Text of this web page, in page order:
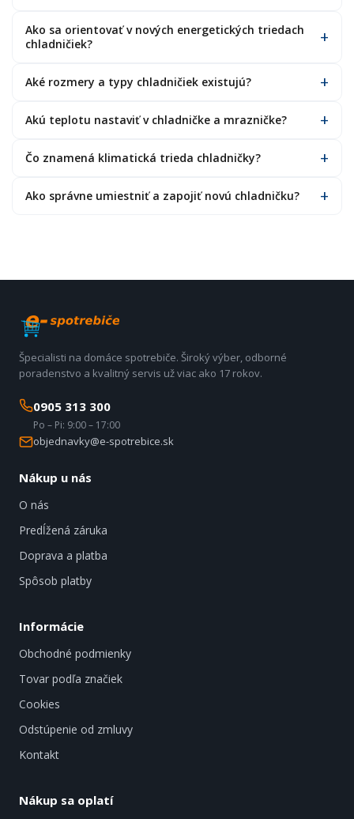
Ako sa orientovať v nových energetických triedach
chladničiek?
Aké rozmery a typy chladničiek existujú?
Akú teplotu nastaviť v chladničke a mrazničke?
Čo znamená klimatická trieda chladničky?
Ako správne umiestniť a zapojiť novú chladničku?
Špecialisti na domáce spotrebiče. Široký výber, odborné
poradenstvo a kvalitný servis už viac ako 17 rokov.
0905 313 300
Po – Pi: 9:00 – 17:00
objednavky@e-spotrebice.sk
Nákup u nás
O nás
Predĺžená záruka
Doprava a platba
Spôsob platby
Informácie
Obchodné podmienky
Tovar podľa značiek
Cookies
Odstúpenie od zmluvy
Kontakt
Nákup sa oplatí